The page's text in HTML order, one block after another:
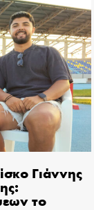
Γιάννης
το